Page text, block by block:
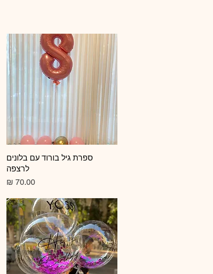
תצוגה מהירה
ספרת גיל בורוד עם בלונים
לרצפה
מחיר‏70.00 ‏₪